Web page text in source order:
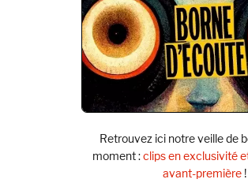
Retrouvez ici notre veille de
moment :clips en exclusivité
avant-première!